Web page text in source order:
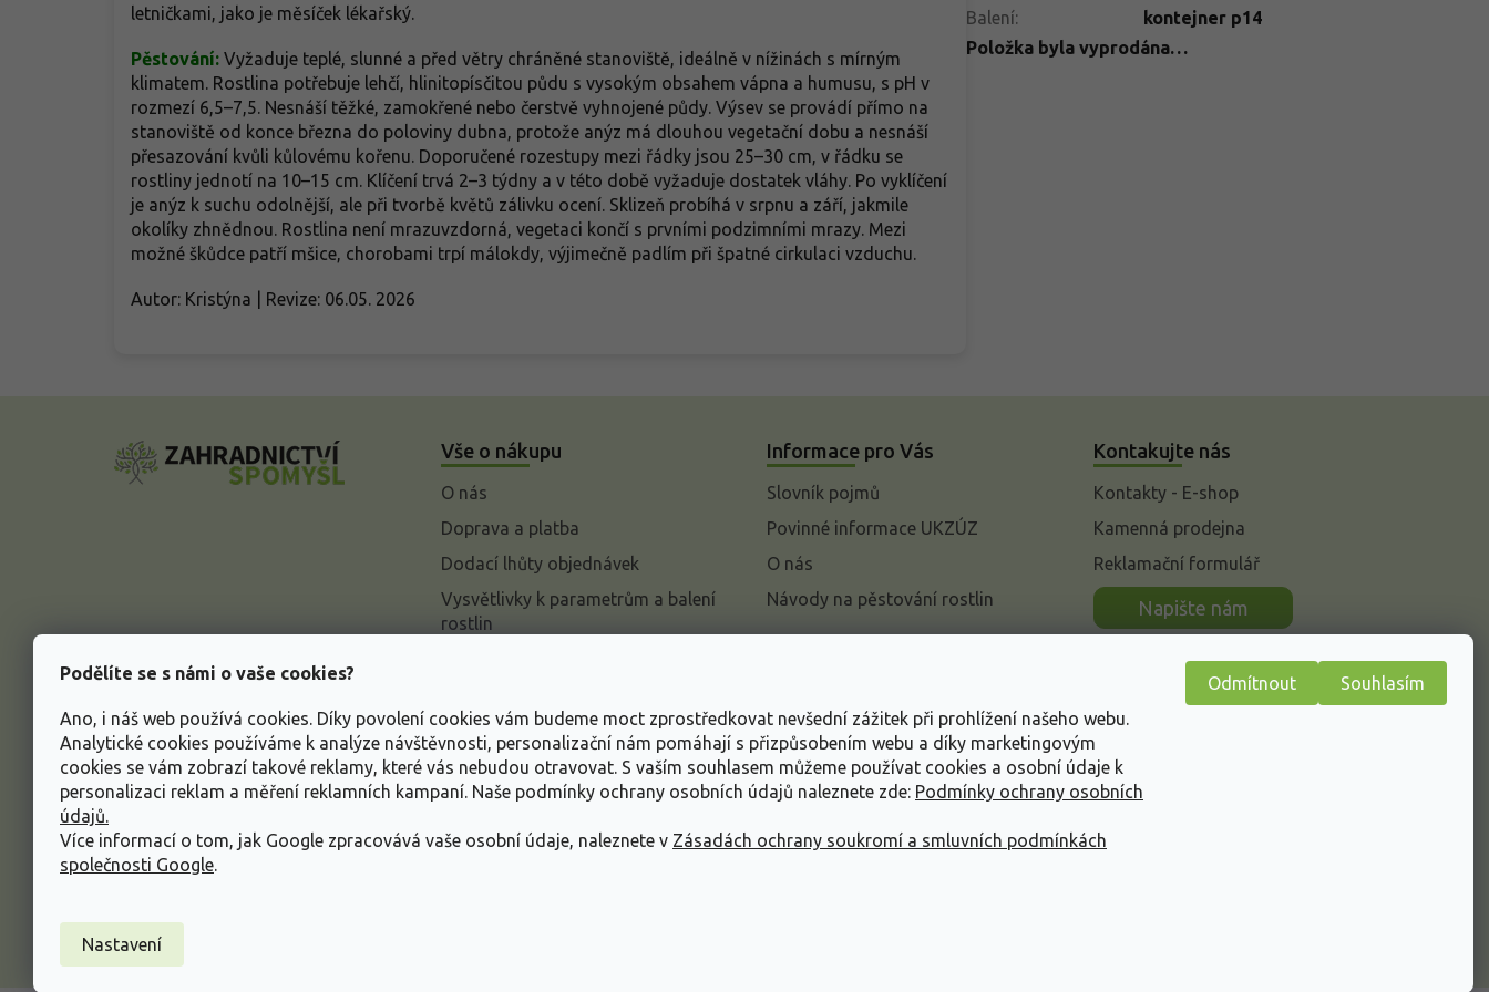
Podělíte se s námi o vaše cookies?
Ano, i náš web používá cookies. Díky povolení cookies vám budeme moct zprostředkovat nevšední zážitek při prohlížení našeho webu.
Analytické cookies používáme k analýze návštěvnosti, personalizační nám pomáhají s přizpůsobením webu a díky marketingovým
cookies se vám zobrazí takové reklamy, které vás nebudou otravovat. S vaším souhlasem můžeme používat cookies a osobní údaje k
personalizaci reklam a měření reklamních kampaní. Naše podmínky ochrany osobních údajů naleznete zde: Podmínky ochrany osobních
údajů.
Více informací o tom, jak Google zpracovává vaše osobní údaje, naleznete v Zásadách ochrany soukromí a smluvních podmínkách
společnosti Google.
Nastavení
Odmítnout Souhlasím
letničkami, jako je měsíček lékařský.
Pěstování: Vyžaduje teplé, slunné a před větry chráněné stanoviště, ideálně v nížinách s mírným
klimatem. Rostlina potřebuje lehčí, hlinitopísčitou půdu s vysokým obsahem vápna a humusu, s pH v
rozmezí 6,5–7,5. Nesnáší těžké, zamokřené nebo čerstvě vyhnojené půdy. Výsev se provádí přímo na
stanoviště od konce března do poloviny dubna, protože anýz má dlouhou vegetační dobu a nesnáší
přesazování kvůli kůlovému kořenu. Doporučené rozestupy mezi řádky jsou 25–30 cm, v řádku se
rostliny jednotí na 10–15 cm. Klíčení trvá 2–3 týdny a v této době vyžaduje dostatek vláhy. Po vyklíčení
je anýz k suchu odolnější, ale při tvorbě květů zálivku ocení. Sklizeň probíhá v srpnu a září, jakmile
okolíky zhnědnou. Rostlina není mrazuvzdorná, vegetaci končí s prvními podzimními mrazy. Mezi
možné škůdce patří mšice, chorobami trpí málokdy, výjimečně padlím při špatné cirkulaci vzduchu.
Autor: Kristýna | Revize: 06.05. 2026
Balení:
kontejner p14
Položka byla vyprodána…
Vše o nákupu
O nás
Doprava a platba
Dodací lhůty objednávek
Vysvětlivky k parametrům a balení
rostlin
Informace o ochraně osobních
údajů
Obchodní podmínky
Informace pro Vás
Slovník pojmů
Povinné informace UKZÚZ
O nás
Návody na pěstování rostlin
Kontakujte nás
Kontakty - E-shop
Kamenná prodejna
Reklamační formulář
Napište nám